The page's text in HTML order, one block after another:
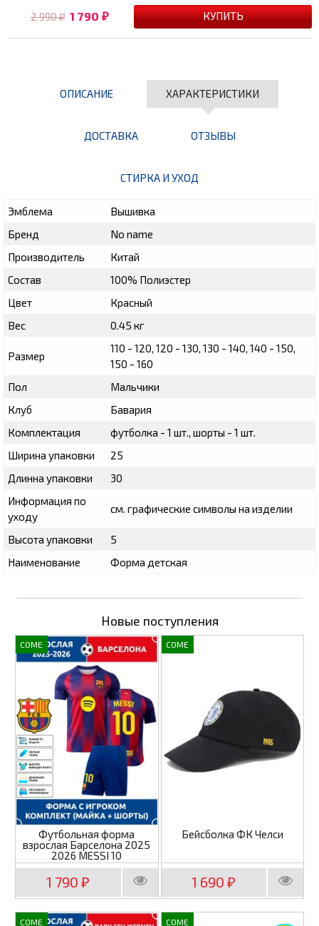
2 990₽ 1 790₽
ОПИСАНИЕ ХАРАКТЕРИСТИКИ
ДОСТАВКА ОТЗЫВЫ
СТИРКА И УХОД
Эмблема
Вышивка
Бренд
No name
Производитель
Китай
Состав
100% Полиэстер
Цвет
Красный
Вес
0.45 кг
Размер
110 - 120, 120 - 130, 130 - 140, 140 - 150,
150 - 160
Пол
Мальчики
Клуб
Бавария
Комплектация
футболка - 1 шт., шорты - 1 шт.
Ширина упаковки
25
Длинна упаковки
30
Информация по
уходу
см. графические символы на изделии
Высота упаковки
5
Наименование
Форма детская
Новые поступления
COME
Футбольная форма
взрослая Барселона 2025
2026 MESSI 10
1 790₽
COME
Бейсболка ФК Челси
1 690₽
COME COME